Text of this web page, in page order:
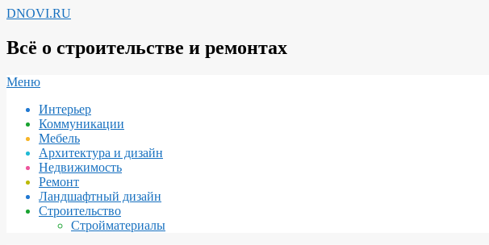
Перейти
содержимому
DNOVI.RU
Всё о строительстве и ремонтах
Вторичное
навигации
Меню
Интерьер
Коммуникации
Мебель
Архитектура и дизайн
Недвижимость
Ремонт
Ландшафтный дизайн
Строительство
Стройматериалы